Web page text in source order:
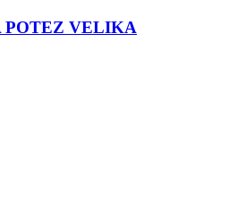
POTEZ VELIKA